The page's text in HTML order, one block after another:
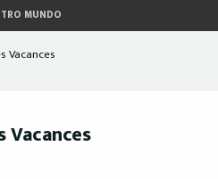
MUNDO
Vacances
Vacances